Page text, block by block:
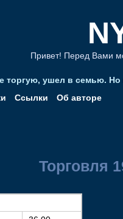
Привет! Перед Вами
торгую, ушел в семью.
Ссылки Об авторе
Торговля